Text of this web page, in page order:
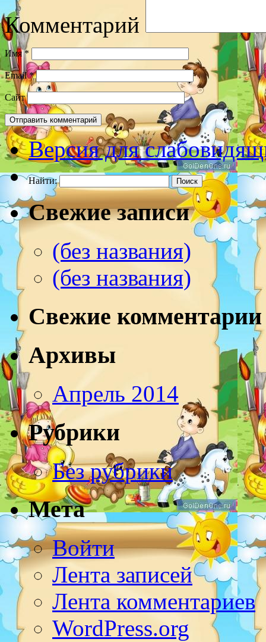
Комментарий
Имя*
Email*
Сайт
Версия для
Найти:
Свежие записи
(без названия)
(без названия)
Свежие комментарии
Архивы
Апрель 2014
Рубрики
Без рубрики
Мета
Войти
Лента записей
Лента комментариев
WordPress.org